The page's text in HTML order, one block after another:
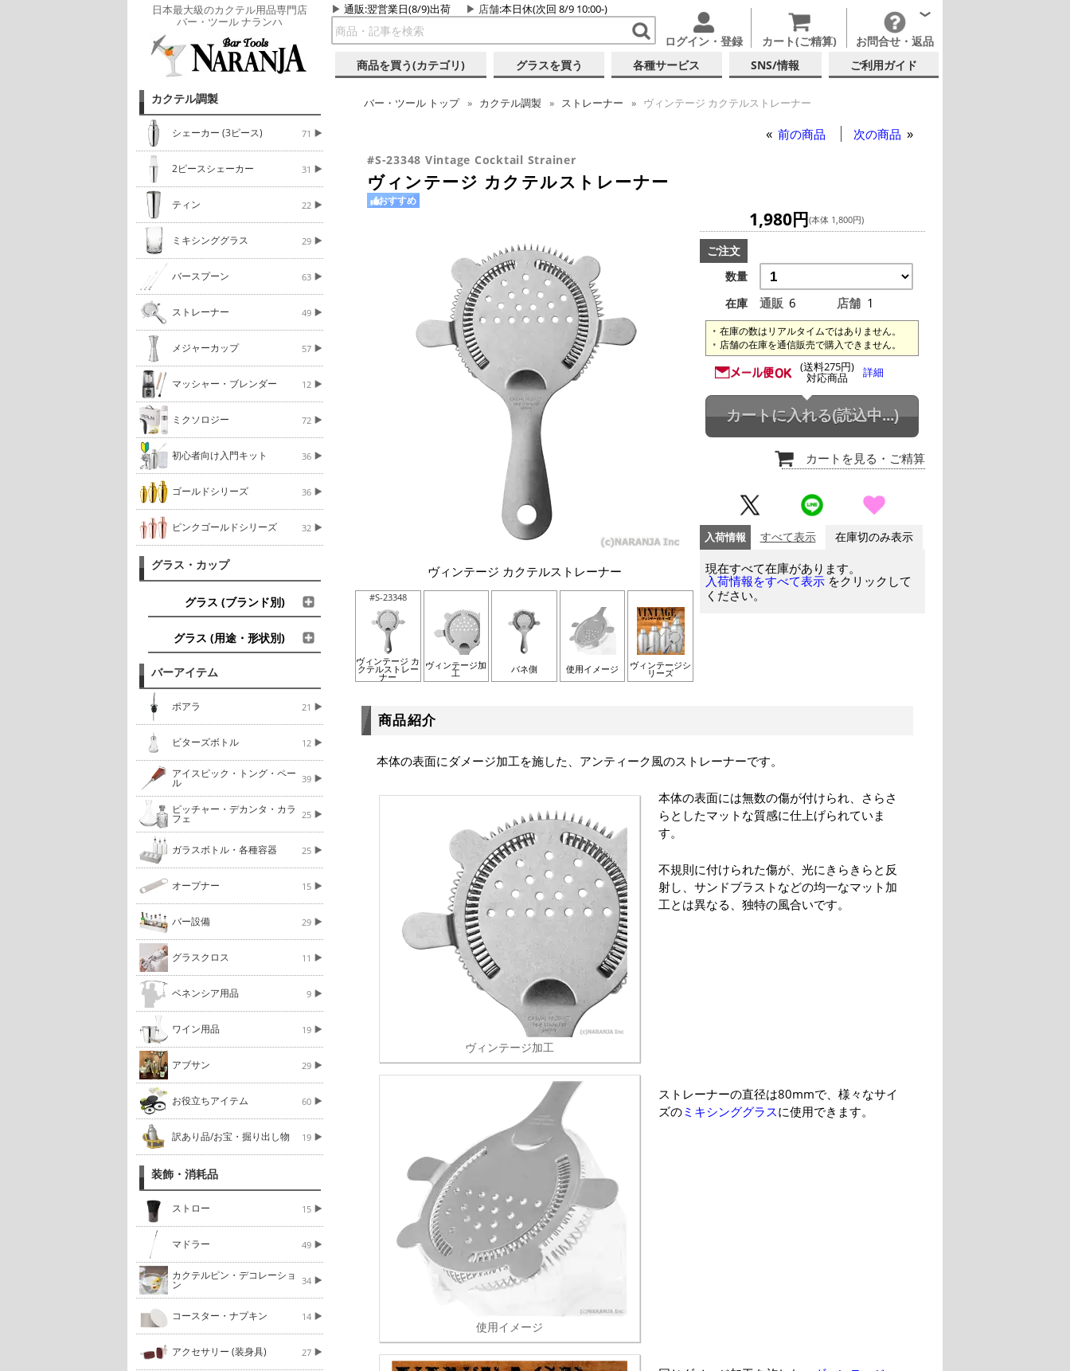
日本最大級のカクテル用品専門店
バー・ツール ナランハ
通販:翌営業日(8/9)出荷 店舗:本日休(次回 8/9 10:00-)
ログイン・登録 カート(ご精算) お問合せ・返品
商品を買う(カテゴリ) グラスを買う 各種サービス SNS/情報 ご利用ガイド
カクテル調製
シェーカー (3ピース) 71
2ピースシェーカー 31
ティン 22
ミキシンググラス 29
バースプーン 63
ストレーナー 49
メジャーカップ 57
マッシャー・ブレンダー 12
ミクソロジー 72
初心者向け入門キット 36
ゴールドシリーズ 36
ピンクゴールドシリーズ 32
グラス・カップ
グラス (ブランド別)
グラス (用途・形状別)
バーアイテム
ポアラ 21
ビターズボトル 12
アイスピック・トング・ペー
ル 39
ピッチャー・デカンタ・カラ
フェ 25
ガラスボトル・各種容器 25
オープナー 15
バー設備 29
グラスクロス 11
ベネンシア用品 9
ワイン用品 19
アブサン 29
お役立ちアイテム 60
訳あり品/お宝・掘り出し物 19
装飾・消耗品
ストロー 15
マドラー 49
カクテルピン・デコレーショ
ン 34
コースター・ナプキン 14
アクセサリー (装身具) 27
バー・ツール トップ カクテル調製 ストレーナー ヴィンテージ カクテルストレーナー
前の商品 次の商品
#S-23348 Vintage Cocktail Strainer
ヴィンテージ カクテルストレーナー
おすすめ
ヴィンテージ カクテルストレーナー
#S-23348
ヴィンテージ カ
クテルストレー
ナー
ヴィンテージ加
工 バネ側 使用イメージ ヴィンテージシ
リーズ
1,980円(本体 1,800円)
ご注文
数量
在庫
通販 6 店舗 1
在庫の数はリアルタイムではありません。
店舗の在庫を通信販売で購入できません。
(送料275円)
対応商品 詳細
カートに入れる(読込中...)
カートを見る ・ご精算
入荷情報 すべて表示 在庫切のみ表示
現在すべて在庫があります。
入荷情報をすべて表示 をクリックして
ください。
商品紹介
本体の表面にダメージ加工を施した、アンティーク風のストレーナーです。
ヴィンテージ加工
本体の表面には無数の傷が付けられ、さらさ
らとしたマットな質感に仕上げられていま
す。
不規則に付けられた傷が、光にきらきらと反
射し、サンドブラストなどの均一なマット加
工とは異なる、独特の風合いです。
使用イメージ
ストレーナーの直径は80mmで、様々なサイ
ズのミキシンググラスに使用できます。